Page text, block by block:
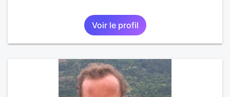
Voir le profil